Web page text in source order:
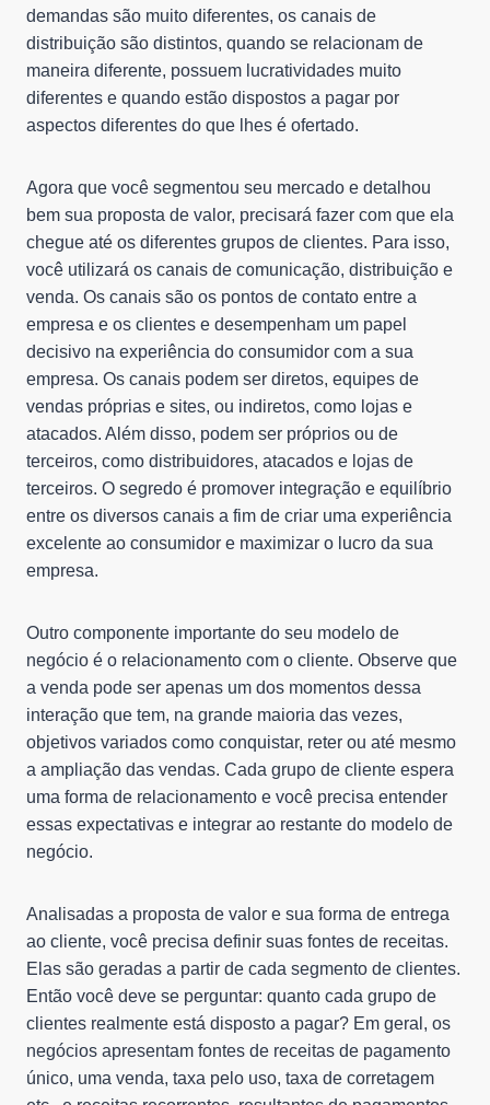
demandas são muito diferentes, os canais de
distribuição são distintos, quando se relacionam de
maneira diferente, possuem lucratividades muito
diferentes e quando estão dispostos a pagar por
aspectos diferentes do que lhes é ofertado.
Agora que você segmentou seu mercado e detalhou
bem sua proposta de valor, precisará fazer com que ela
chegue até os diferentes grupos de clientes. Para isso,
você utilizará os canais de comunicação, distribuição e
venda. Os canais são os pontos de contato entre a
empresa e os clientes e desempenham um papel
decisivo na experiência do consumidor com a sua
empresa. Os canais podem ser diretos, equipes de
vendas próprias e sites, ou indiretos, como lojas e
atacados. Além disso, podem ser próprios ou de
terceiros, como distribuidores, atacados e lojas de
terceiros. O segredo é promover integração e equilíbrio
entre os diversos canais a fim de criar uma experiência
excelente ao consumidor e maximizar o lucro da sua
empresa.
Outro componente importante do seu modelo de
negócio é o relacionamento com o cliente. Observe que
a venda pode ser apenas um dos momentos dessa
interação que tem, na grande maioria das vezes,
objetivos variados como conquistar, reter ou até mesmo
a ampliação das vendas. Cada grupo de cliente espera
uma forma de relacionamento e você precisa entender
essas expectativas e integrar ao restante do modelo de
negócio.
Analisadas a proposta de valor e sua forma de entrega
ao cliente, você precisa definir suas fontes de receitas.
Elas são geradas a partir de cada segmento de clientes.
Então você deve se perguntar: quanto cada grupo de
clientes realmente está disposto a pagar? Em geral, os
negócios apresentam fontes de receitas de pagamento
único, uma venda, taxa pelo uso, taxa de corretagem